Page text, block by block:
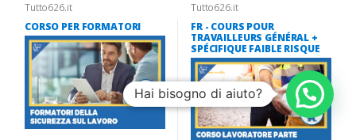
Hai bisogno di aiuto?
Tutto626.it
CORSO PER FORMATORI
Tutto626.it
FR - COURS POUR
TRAVAILLEURS GÉNÉRAL +
SPÉCIFIQUE FAIBLE RISQUE